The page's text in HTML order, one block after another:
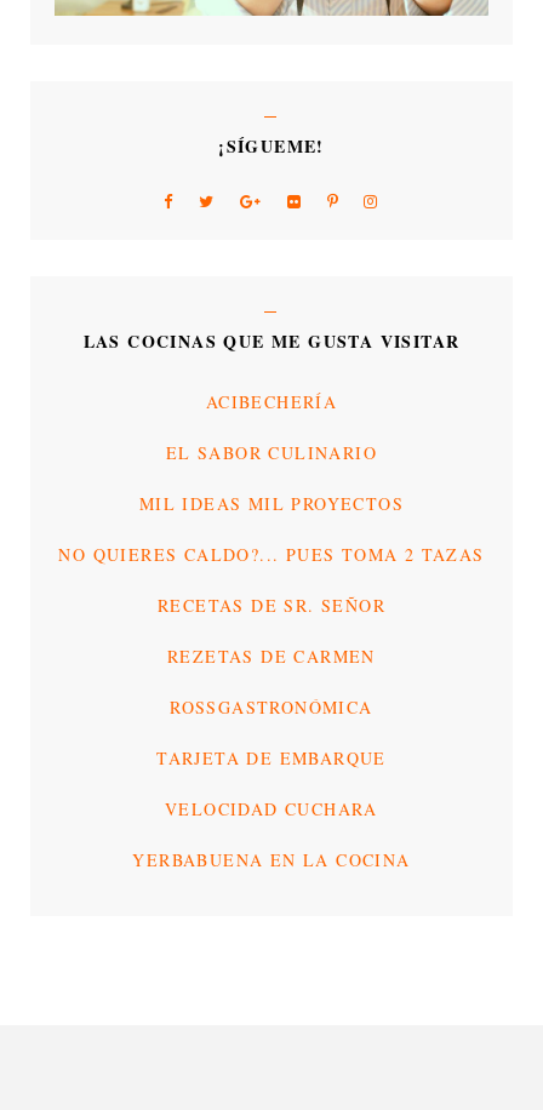
¡SÍGUEME!
LAS COCINAS QUE ME GUSTA VISITAR
ACIBECHERÍA
EL SABOR CULINARIO
MIL IDEAS MIL PROYECTOS
NO QUIERES CALDO?... PUES TOMA 2 TAZAS
RECETAS DE SR. SEÑOR
REZETAS DE CARMEN
ROSSGASTRONÓMICA
TARJETA DE EMBARQUE
VELOCIDAD CUCHARA
YERBABUENA EN LA COCINA